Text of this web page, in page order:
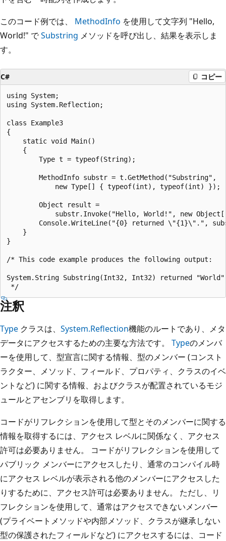
このコード例では、 MethodInfo を使用して文字列 "Hello,
World!" でSubstring メソッドを呼び出し、結果を表示しま
す。
C# コピー
using System;
using System.Reflection;
class Example3
{
    static void Main()
    {
        Type t = typeof(String);
        MethodInfo substr = t.GetMethod("Substring",
            new Type[] { typeof(int), typeof(int) });
        Object result =
substr.Invoke("Hello, World!", new
Console.WriteLine("{0} returned \"{1}\".",
    }
}
/* This code example produces the following output:
System.String Substring(Int32, Int32) returned
注釈
Type クラスは、 System.Reflection機能のルートであり、メタ
データにアクセスするための主要な方法です。 Typeのメンバ
ーを使用して、型宣言に関する情報、型のメンバー (コンスト
ラクター、メソッド、フィールド、プロパティ、クラスのイベ
ントなど) に関する情報、およびクラスが配置されているモジ
ュールとアセンブリを取得します。
コードがリフレクションを使用して型とそのメンバーに関する
情報を取得するには、アクセス レベルに関係なく、アクセス
許可は必要ありません。 コードがリフレクションを使用して
パブリック メンバーにアクセスしたり、通常のコンパイル時
にアクセス レベルが表示される他のメンバーにアクセスした
りするために、アクセス許可は必要ありません。 ただし、リ
フレクションを使用して、通常はアクセスできないメンバー
(プライベートメソッドや内部メソッド、クラスが継承しない
型の保護されたフィールドなど) にアクセスするには、コード